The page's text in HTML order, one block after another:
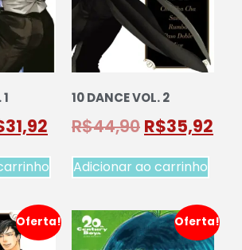
31,92
10 DANCE VOL. 2
R$44,90 R$35,92
Adicionar ao carrinho
Oferta! Oferta!